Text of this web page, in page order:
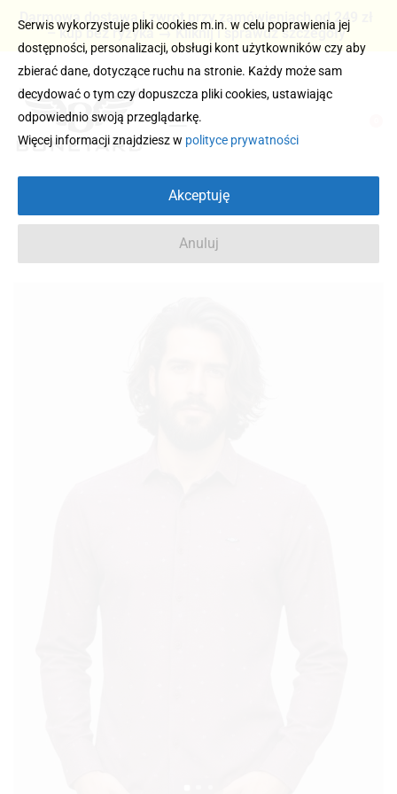
Darmowa dostawa i zwrot przy zamówieniach od 249 zł
– kup bez ryzyka → Kliknij i sprawdź szczegóły
Serwis wykorzystuje pliki cookies m.in. w celu poprawienia jej
dostępności, personalizacji, obsługi kont użytkowników czy aby
zbierać dane, dotyczące ruchu na stronie. Każdy może sam
decydować o tym czy dopuszcza pliki cookies, ustawiając
odpowiednio swoją przeglądarkę.
Więcej informacji znajdziesz w polityce prywatności
Akceptuję
Anuluj